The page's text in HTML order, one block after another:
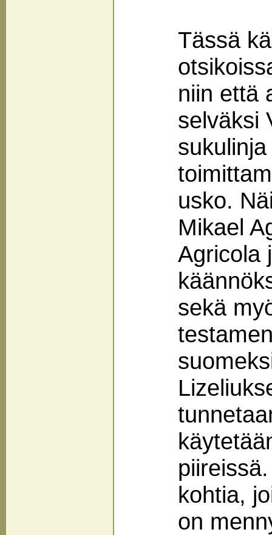
Tässä
niin että
selväksi
usko.
Mikael
Agricola
sekä
kohtia,
on